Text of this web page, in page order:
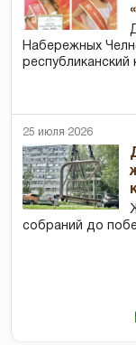
Набережных
республиканский
25 июля 2026
собраний до